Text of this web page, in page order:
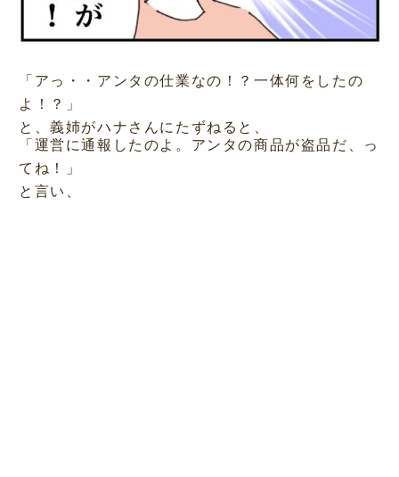
「アっ・・アンタの仕業なの！？一体何をしたの
よ！？」
と、義姉がハナさんにたずねると、
「運営に通報したのよ。アンタの商品が盗品だ、っ
てね！」
と言い、